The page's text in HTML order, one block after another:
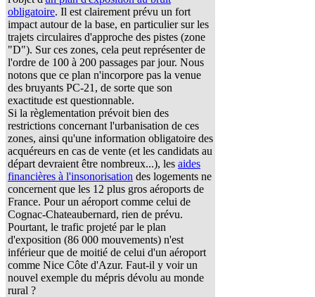
obligatoire. Il est clairement prévu un fort
impact autour de la base, en particulier sur les
trajets circulaires d'approche des pistes (zone
"D"). Sur ces zones, cela peut représenter de
l'ordre de 100 à 200 passages par jour. Nous
notons que ce plan n'incorpore pas la venue
des bruyants PC-21, de sorte que son
exactitude est questionnable.
Si la règlementation prévoit bien des
restrictions concernant l'urbanisation de ces
zones, ainsi qu'une information obligatoire des
acquéreurs en cas de vente (et les candidats au
départ devraient être nombreux...), les aides
financières à l'insonorisation des logements ne
concernent que les 12 plus gros aéroports de
France. Pour un aéroport comme celui de
Cognac-Chateaubernard, rien de prévu.
Pourtant, le trafic projeté par le plan
d'exposition (86 000 mouvements) n'est
inférieur que de moitié de celui d'un aéroport
comme Nice Côte d'Azur. Faut-il y voir un
nouvel exemple du mépris dévolu au monde
rural ?